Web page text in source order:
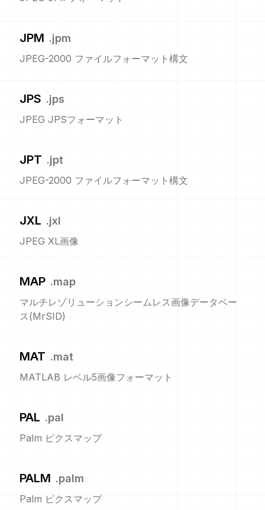
JPM .jpm
JPEG-2000 ファイルフォーマット構文
JPS .jps
JPEG JPSフォーマット
JPT .jpt
JPEG-2000 ファイルフォーマット構文
JXL .jxl
JPEG XL画像
MAP .map
マルチレゾリューションシームレス画像データベー
ス(MrSID)
MAT .mat
MATLAB レベル5画像フォーマット
PAL .pal
Palm ピクスマップ
PALM .palm
Palm ピクスマップ